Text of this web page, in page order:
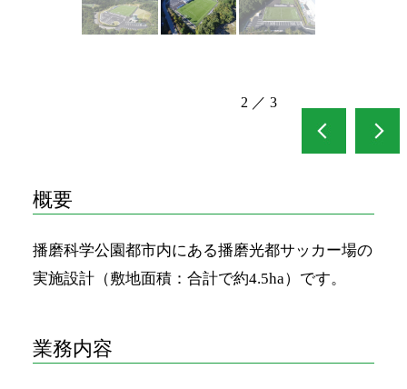
2 ／ 3
概要
播磨科学公園都市内にある播磨光都サッカー場の
実施設計（敷地面積：合計で約4.5ha）です。
業務内容